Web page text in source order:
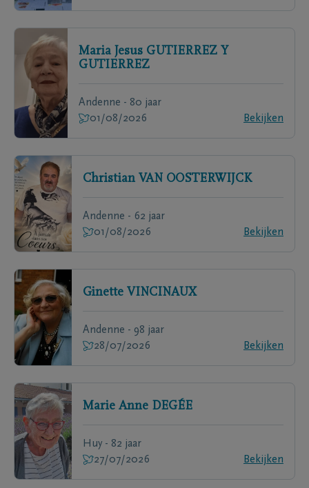
Maria Jesus GUTIERREZ Y
GUTIERREZ
Andenne - 80 jaar
01/08/2026
Bekijken
Christian VAN OOSTERWIJCK
Andenne - 62 jaar
01/08/2026
Bekijken
Ginette VINCINAUX
Andenne - 98 jaar
28/07/2026
Bekijken
Marie Anne DEGÉE
Huy - 82 jaar
27/07/2026
Bekijken